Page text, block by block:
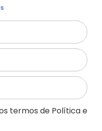
termos de Política e